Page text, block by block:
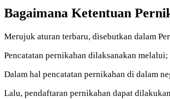
Bagaimana Ketentuan
Merujuk aturan terbaru, disebutkan dalam
Pencatatan pernikahan dilaksanakan
Dalam hal pencatatan pernikahan di dalam
Lalu, pendaftaran pernikahan dapat